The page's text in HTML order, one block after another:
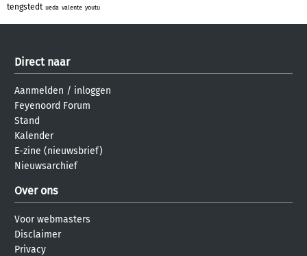
tengstedt ueda valente youtu
Direct naar
Aanmelden / inloggen
Feyenoord Forum
Stand
Kalender
E-zine (nieuwsbrief)
Nieuwsarchief
Over ons
Voor webmasters
Disclaimer
Privacy